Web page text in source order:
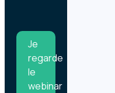
Je
regarde
le
webinar